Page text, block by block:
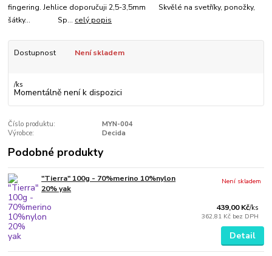
fingering. Jehlice doporučuji 2,5-3,5mm Skvělé na svetříky, ponožky,
šátky... Sp... celý popis
Dostupnost Není skladem
/ks
Momentálně není k dispozici
Číslo produktu:
MYN-004
Výrobce:
Decida
Podobné produkty
"Tierra" 100g - 70%merino 10%nylon
20% yak
439,00 Kč/ks
362,81 Kč bez DPH
Není skladem
Detail